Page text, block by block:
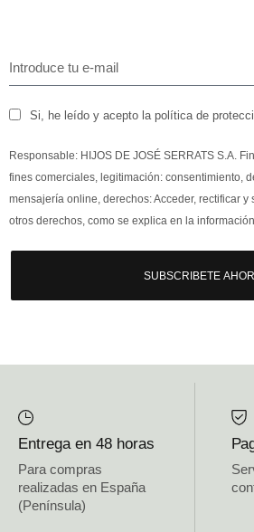
Si, he leído y acepto la política de
Responsable: HIJOS DE JOSÉ SERRATS S.A.
fines comerciales, legitimación: consentimiento,
mensajería online, derechos: Acceder, rectificar y
otros derechos, como se explica en la
SUBSCRIBETE
Entrega en 48 horas
Para compras
realizadas en España
(Península)